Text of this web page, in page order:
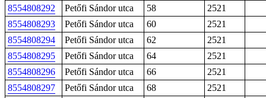
8554808292
Petőfi Sándor utca 58
2521
8554808293
Petőfi Sándor utca 60
2521
8554808294
Petőfi Sándor utca 62
2521
8554808295
Petőfi Sándor utca 64
2521
8554808296
Petőfi Sándor utca 66
2521
8554808297
Petőfi Sándor utca 68
2521